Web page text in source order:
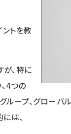
トを教
、特に
4つの
ープ、グローバ
は、